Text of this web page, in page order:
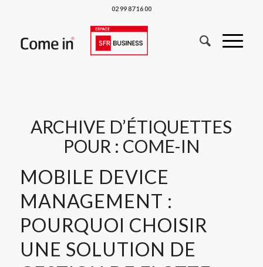
02 99 87 16 00
ARCHIVE D’ÉTIQUETTES
POUR : COME-IN
MOBILE DEVICE
MANAGEMENT :
POURQUOI CHOISIR
UNE SOLUTION DE